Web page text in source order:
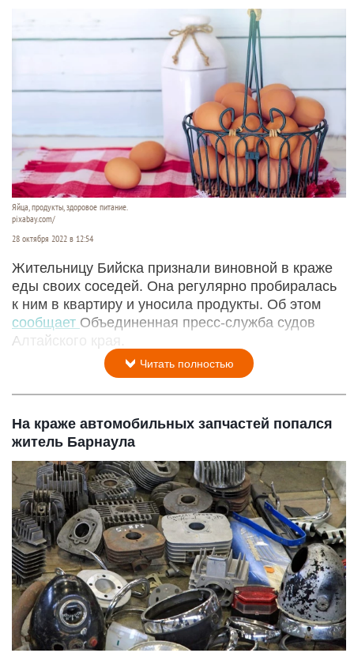
Яйца, продукты, здоровое питание.
pixabay.com/
28 октября 2022 в 12:54
Жительницу Бийска признали виновной в краже
еды своих соседей. Она регулярно пробиралась
к ним в квартиру и уносила продукты. Об этом
сообщает Объединенная пресс-служба судов
Алтайского края.
Читать полностью
На краже автомобильных запчастей попался
житель Барнаула